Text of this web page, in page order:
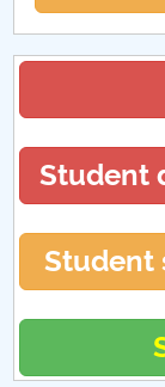
Student
Student